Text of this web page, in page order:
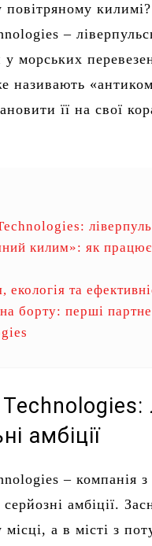
–
у морських
називають
її на свої
килим»: як працює
екологія та
борту: перші
амбіції
– компанія
амбіції.
а в місті з